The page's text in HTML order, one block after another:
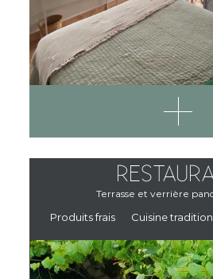
Terrasse et verrière
Produits frais Cuisine